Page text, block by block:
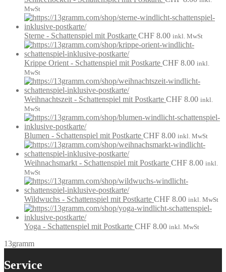
MwSt
Sterne - Schattenspiel mit Postkarte CHF 8.00 inkl. MwSt
Krippe Orient - Schattenspiel mit Postkarte CHF 8.00 inkl.
MwSt
Weihnachtszeit - Schattenspiel mit Postkarte CHF 8.00 inkl.
MwSt
Blumen - Schattenspiel mit Postkarte CHF 8.00 inkl. MwSt
Weihnachsmarkt - Schattenspiel mit Postkarte CHF 8.00 inkl.
MwSt
Wildwuchs - Schattenspiel mit Postkarte CHF 8.00 inkl. MwSt
Yoga - Schattenspiel mit Postkarte CHF 8.00 inkl. MwSt
13gramm
Service